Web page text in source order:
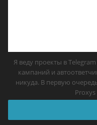
Я веду проекты в
кампаний и
никуда. В первую